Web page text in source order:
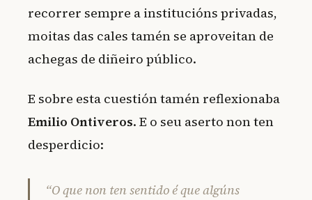
recorrer sempre a institucións privadas,
moitas das cales tamén se aproveitan de
achegas de diñeiro público.
E sobre esta cuestión tamén reflexionaba
Emilio Ontiveros. E o seu aserto non ten
desperdicio:
“O que non ten sentido é que algúns